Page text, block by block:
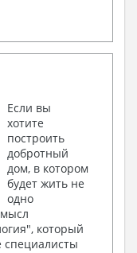
Если вы
хотите
построить
добротный
дом, в котором
будет жить не
одно
который